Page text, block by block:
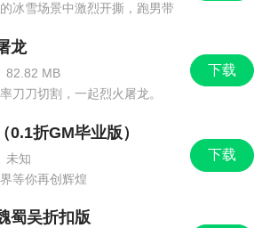
冰雪场景中激烈开撕，跑男带
下载
龙
82.82 MB
刀刀切割，一起烈火屠龙。
下载
0.1折GM毕业版）
未知
等你再创辉煌
蜀吴折扣版